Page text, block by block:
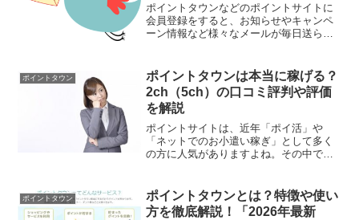
ポイントタウンなどのポイントサイトに
会員登録をすると、お知らせやキャンペ
ーン情報など様々なメールが毎日送られ
が、中でもポイントタウンはメールマガ
ジンの配信が多いことでも有...
ポイントタウン
ポイントタウンは本当に稼げる？
2ch（5ch）の口コミ評判や評価
を解説
ポイントサイトは、近年「ポイ活」や
「ネットでのお小遣い稼ぎ」として多く
の方に人気がありますよね。その中でも
くの方が利用しています。ポイントを稼
ぐ方法も、ゲームやアンケー...
ポイントタウン
ポイントタウンとは？特徴や使い
方を徹底解説！「2026年最新